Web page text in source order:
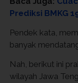
Prediksi BMKG
Pendek kata,
banyak
Nah, berikut ini
wilayah Jawa